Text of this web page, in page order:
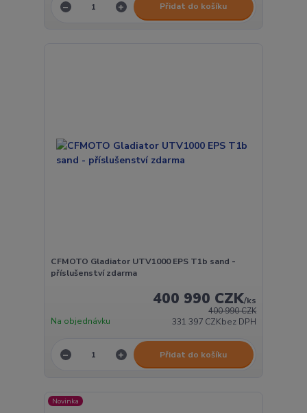
Přidat do košíku
CFMOTO Gladiator UTV1000 EPS T1b sand -
příslušenství zdarma
400 990 CZK
400 990 CZK/ks
331 397 CZKbez DPH
Na objednávku
Přidat do košíku
Novinka